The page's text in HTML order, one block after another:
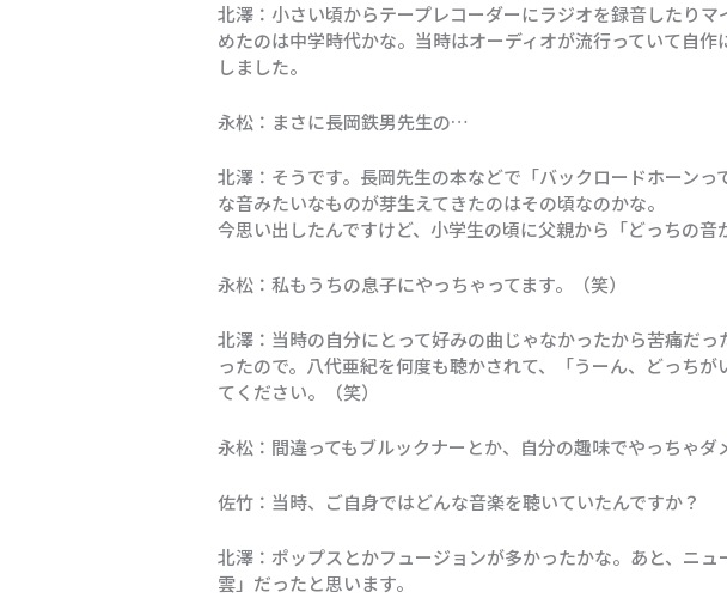
北澤：小さい頃からテープレコーダーにラジオを録音したり
めたのは中学時代かな。当時はオーディオが流行っていて自
しました。
永松：まさに長岡鉄男先生の…
北澤：そうです。長岡先生の本などで「バックロードホーン
な音みたいなものが芽生えてきたのはその頃なのかな。
今思い出したんですけど、小学生の頃に父親から「どっちの
永松：私もうちの息子にやっちゃってます。（笑）
北澤：当時の自分にとって好みの曲じゃなかったから苦痛だ
ったので。八代亜紀を何度も聴かされて、「うーん、どっち
てください。（笑）
永松：間違ってもブルックナーとか、自分の趣味でやっちゃダ
佐竹：当時、ご自身ではどんな音楽を聴いていたんですか？
北澤：ポップスとかフュージョンが多かったかな。あと、ニ
雲」だったと思います。